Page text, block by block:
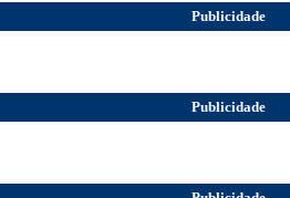
Publicidade
Publicidade